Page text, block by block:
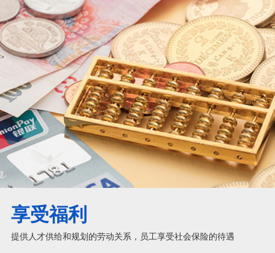
享受福利
提供人才供给和规划的劳动关系，员工享受社会保险的待遇